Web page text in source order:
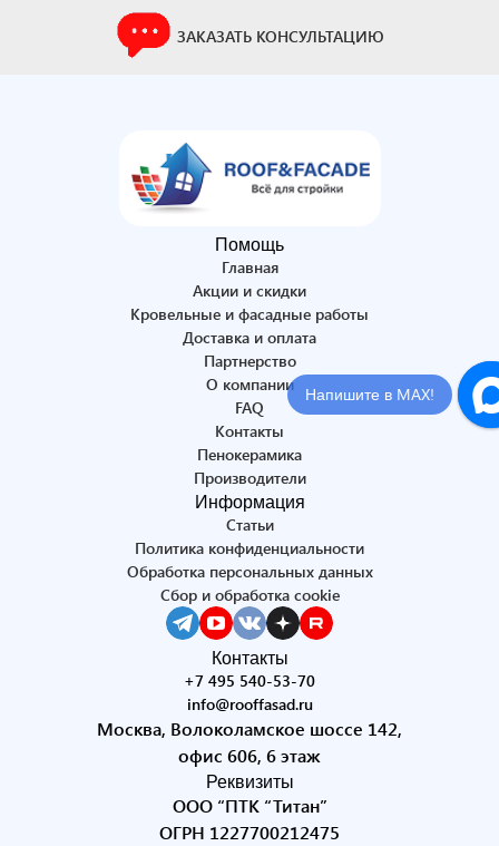
ЗАКАЗАТЬ КОНСУЛЬТАЦИЮ
Помощь
Главная
Акции и скидки
Кровельные и фасадные работы
Доставка и оплата
Партнерство
О компании
FAQ
Контакты
Пенокерамика
Производители
Информация
Статьи
Политика конфиденциальности
Обработка персональных данных
Сбор и обработка cookie
Контакты
+7 495 540-53-70
info@rooffasad.ru
Москва, Волоколамское шоссе 142,
офис 606, 6 этаж
Реквизиты
ООО “ПТК “Титан”
ОГРН 1227700212475
Напишите в MAX!